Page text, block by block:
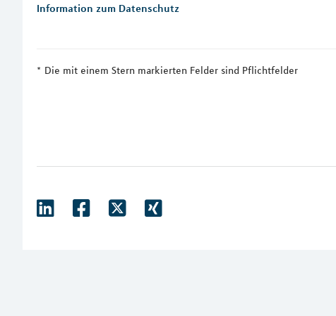
Information zum Datenschutz
Die mit einem Stern markierten Felder sind Pflichtfelder